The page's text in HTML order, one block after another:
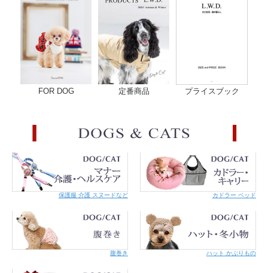
ビビアン
ネイビー
・商品の仕上がりサイズです。ネコちゃんの毛量やゆとり分
もご考慮ください。
・商品によって多少のバラツキがあります。また正確なサイ
ズを測るよう心掛けていますが、お手元にお届けする商品と
FOR DOG 定番商品 プライスブック
保護服 介護 スヌードなど カドラー ベッド
腹巻き ハット かぶりもの